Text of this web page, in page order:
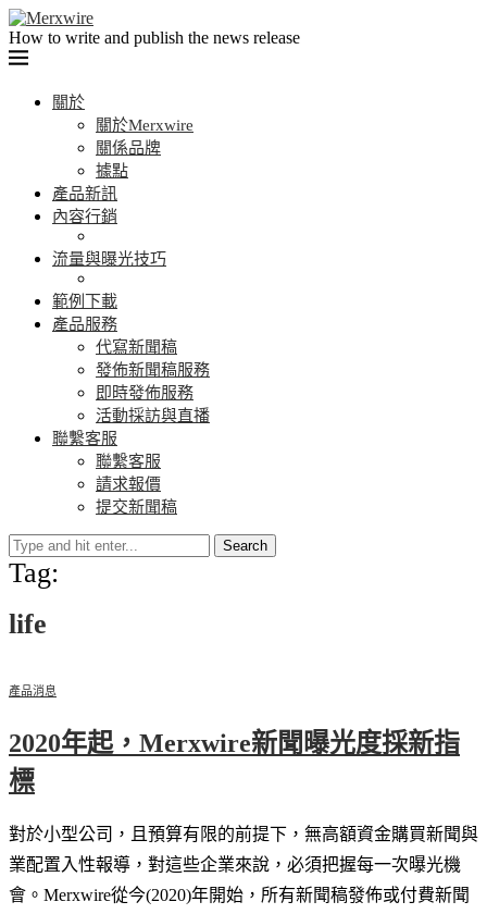
How to write and publish the news release
關於
關於Merxwire
關係品牌
據點
產品新訊
內容行銷
流量與曝光技巧
範例下載
產品服務
代寫新聞稿
發佈新聞稿服務
即時發佈服務
活動採訪與直播
聯繫客服
聯繫客服
請求報價
提交新聞稿
Search
Tag:
life
產品消息
2020年起，Merxwire新聞曝光度採新指
標
對於小型公司，且預算有限的前提下，無高額資金購買新聞與
業配置入性報導，對這些企業來說，必須把握每一次曝光機
會。Merxwire從今(2020)年開始，所有新聞稿發佈或付費新聞